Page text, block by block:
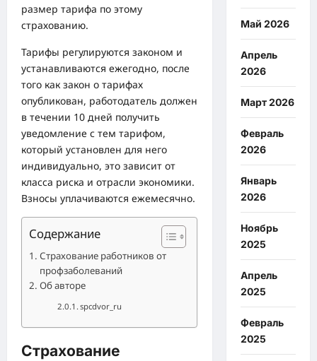
размер тарифа по этому
страхованию.
Тарифы регулируются законом и
устанавливаются ежегодно, после
того как закон о тарифах
опубликован, работодатель должен
в течении 10 дней получить
уведомление с тем тарифом,
который установлен для него
индивидуально, это зависит от
класса риска и отрасли экономики.
Взносы уплачиваются ежемесячно.
Содержание
Страхование работников от
профзаболеваний
Об авторе
spcdvor_ru
Страхование
Май 2026
Апрель
2026
Март 2026
Февраль
2026
Январь
2026
Ноябрь
2025
Апрель
2025
Февраль
2025